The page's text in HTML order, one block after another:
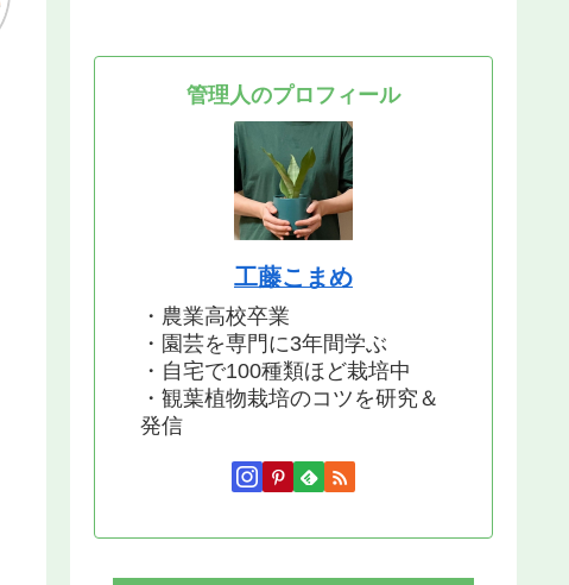
管理人のプロフィール
工藤こまめ
・農業高校卒業
・園芸を専門に3年間学ぶ
・自宅で100種類ほど栽培中
・観葉植物栽培のコツを研究＆
発信